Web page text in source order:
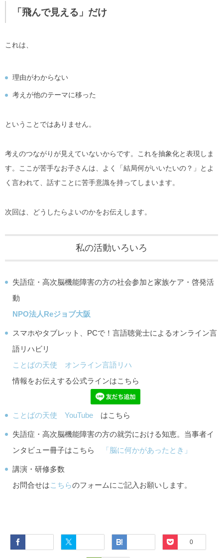
「飛んで見える」だけ
これは、
理由がわからない
考えが他のテーマに移った
ということではありません。
考えのつながりが見えていないからです。これを抽象化と表現しま
す。ここが苦手なお子さんは、よく「結局何がいいたいの？」とよ
く言われて、話すことに苦手意識を持ってしまいます。
次回は、どうしたらよいのかをお伝えします。
私の活動いろいろ
失語症・高次脳機能障害の方の社会参加と家族ケア・啓発活
動
NPO法人Reジョブ大阪
スマホやタブレット、PCで！言語聴覚士によるオンライン言
語リハビリ
ことばの天使 オンライン言語リハ
情報をお伝えする公式ラインはこちら
ことばの天使 YouTube はこちら
失語症・高次脳機能障害の方の就労における知恵。当事者イ
ンタビュー冊子はこちら
「脳に何かがあったとき」
講演・研修多数
お問合せはこちらのフォームにご記入お願いします。
Pocket
0